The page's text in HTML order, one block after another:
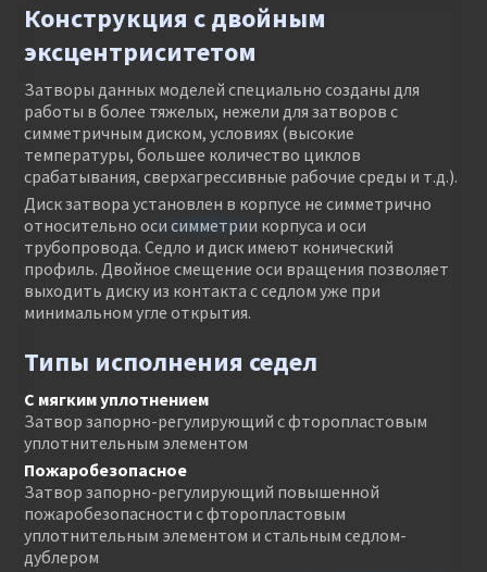
Конструкция с двойным
эксцентриситетом
Затворы данных моделей специально созданы для
работы в более тяжелых, нежели для затворов с
симметричным диском, условиях (высокие
температуры, большее количество циклов
срабатывания, сверхагрессивные рабочие среды и т.д.).
Диск затвора установлен в корпусе не симметрично
относительно оси симметрии корпуса и оси
трубопровода. Седло и диск имеют конический
профиль. Двойное смещение оси вращения позволяет
выходить диску из контакта с седлом уже при
минимальном угле открытия.
Типы исполнения седел
С мягким уплотнением
Затвор запорно-регулирующий с фторопластовым
уплотнительным элементом
Пожаробезопасное
Затвор запорно-регулирующий повышенной
пожаробезопасности с фторопластовым
уплотнительным элементом и стальным седлом-
дублером